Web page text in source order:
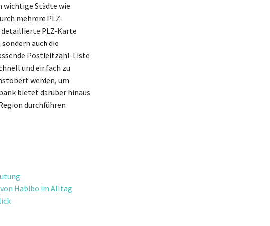
wichtige Städte wie
mehrere PLZ-
detaillierte PLZ-Karte
auch die
Postleitzahl-Liste
und einfach zu
werden, um
bietet darüber hinaus
durchführen
Habibo im Alltag